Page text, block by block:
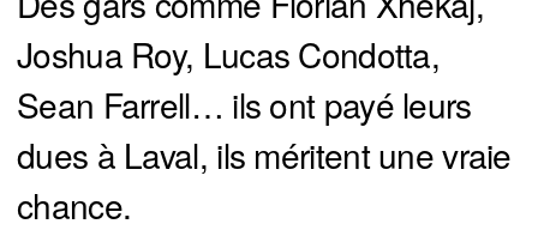
Joshua Roy, Lucas Condotta,
Sean Farrell… ils ont payé leurs
dues à Laval, ils méritent une vraie
chance.